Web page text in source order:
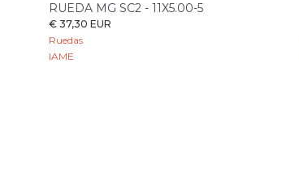
RUEDA MG SC2 - 11X5.00-5
€ 37,30 EUR
Ruedas
IAME